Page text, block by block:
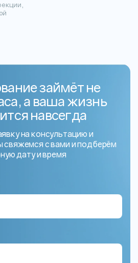
займёт не
а ваша жизнь
навсегда
на консультацию и
с вами и подберём
дату и время